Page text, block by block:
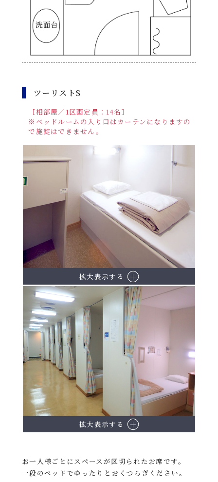
ツーリストS
［相部屋／1区画定員：14名］
※ベッドルームの入り口はカーテンになりますの
で施錠はできません。
拡大表示する
拡大表示する
お一人様ごとにスペースが区切られたお席です。
一段のベッドでゆったりとおくつろぎください。